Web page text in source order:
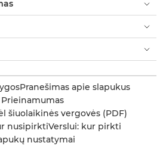
Pranešimas apie slapukus
Prieinamumas
šiuolaikinės vergovės (PDF)
nusipirktiVerslui: kur pirkti
nustatymai